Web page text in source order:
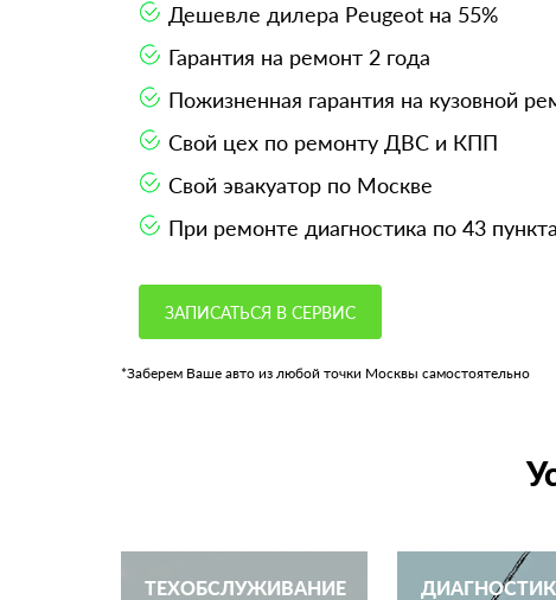
Дешевле дилера Peugeot на 55%
Гарантия на ремонт 2 года
Пожизненная гарантия на кузовной
Свой цех по ремонту ДВС и КПП
Свой эвакуатор по Москве
При ремонте диагностика по 43
ЗАПИСАТЬСЯ В СЕРВИС
*Заберем Ваше авто из любой точки Москвы самостоятельно
ТЕХОБСЛУЖИВАНИЕ